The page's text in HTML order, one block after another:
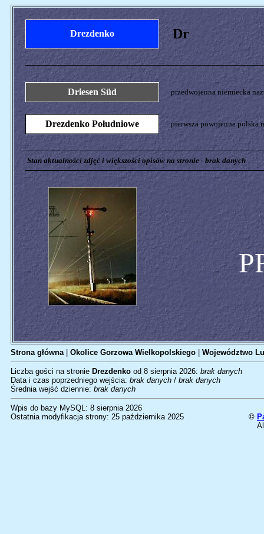
Drezdenko Dr
Driesen Süd przedwojenna niemiecka
Drezdenko Południowe pierwsza powojenna polska
Stan aktualności zdjęć i większości opisów na stronie - brak danych
Strona główna| Okolice Gorzowa Wielkopolskiego Województwo
Liczba gości na stronie Drezdenko od 8 sierpnia 2026: brak danych
Data i czas poprzedniego wejścia: brak danych / brak danych
Średnia wejść dziennie: brak danych
Wpis do bazy MySQL: 8 sierpnia 2026
Ostatnia modyfikacja strony: 25 października 2025
©